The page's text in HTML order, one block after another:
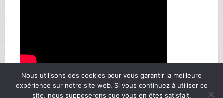
Nous utilisons des cookies pour vous garantir la meilleure
expérience sur notre site web. Si vous continuez à utiliser ce
site, nous supposerons que vous en êtes satisfait.